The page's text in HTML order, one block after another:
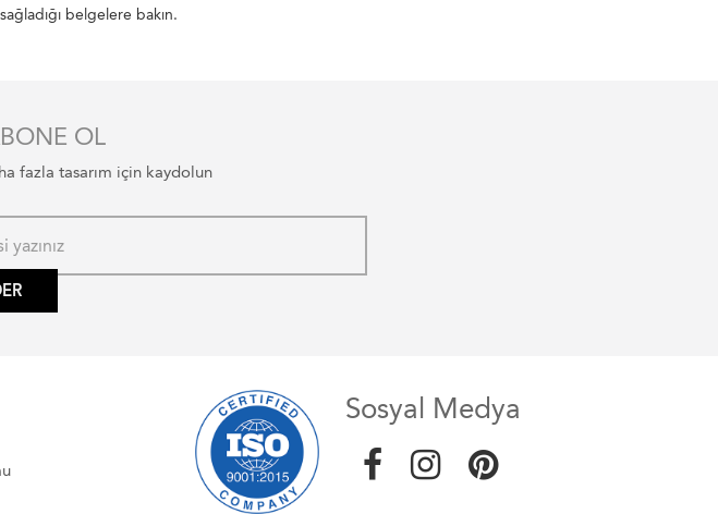
belgelere bakın.
OL
fazla tasarım için kaydolun
Sosyal Medya